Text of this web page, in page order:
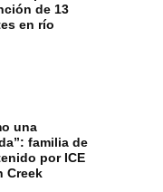
de 13
en río
una
familia de
por ICE
Creek